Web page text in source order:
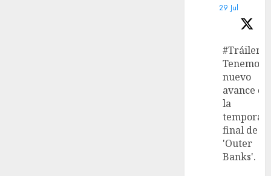
29 Jul
#Tráiler
Tenemos
nuevo
avance de
la
final de
'Outer
Banks'.